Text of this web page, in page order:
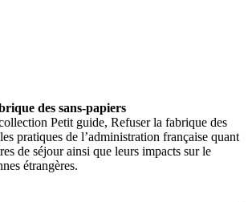
des sans-papiers
Petit guide, Refuser la fabrique des
pratiques de l’administration française quant
de séjour ainsi que leurs impacts sur le
étrangères.